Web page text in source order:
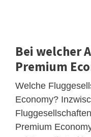
Bei welcher
Premium
Welche
Economy?
Premium